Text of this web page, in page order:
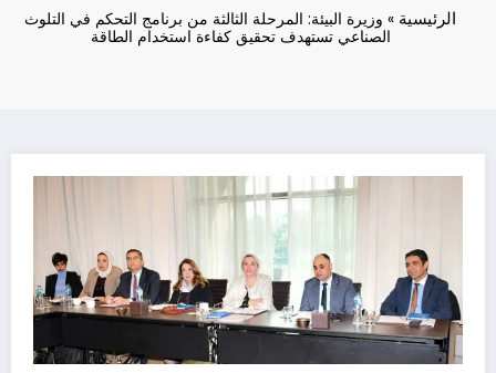
الرئيسية » وزيرة البيئة: المرحلة الثالثة من برنامج التحكم في التلوث
الصناعي تستهدف تحقيق كفاءة استخدام الطاقة